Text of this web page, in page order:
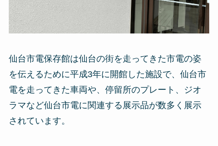
仙台市電保存館は仙台の街を走ってきた市電の姿
を伝えるために平成3年に開館した施設で、仙台市
電を走ってきた車両や、停留所のプレート、ジオ
ラマなど仙台市電に関連する展示品が数多く展示
されています。